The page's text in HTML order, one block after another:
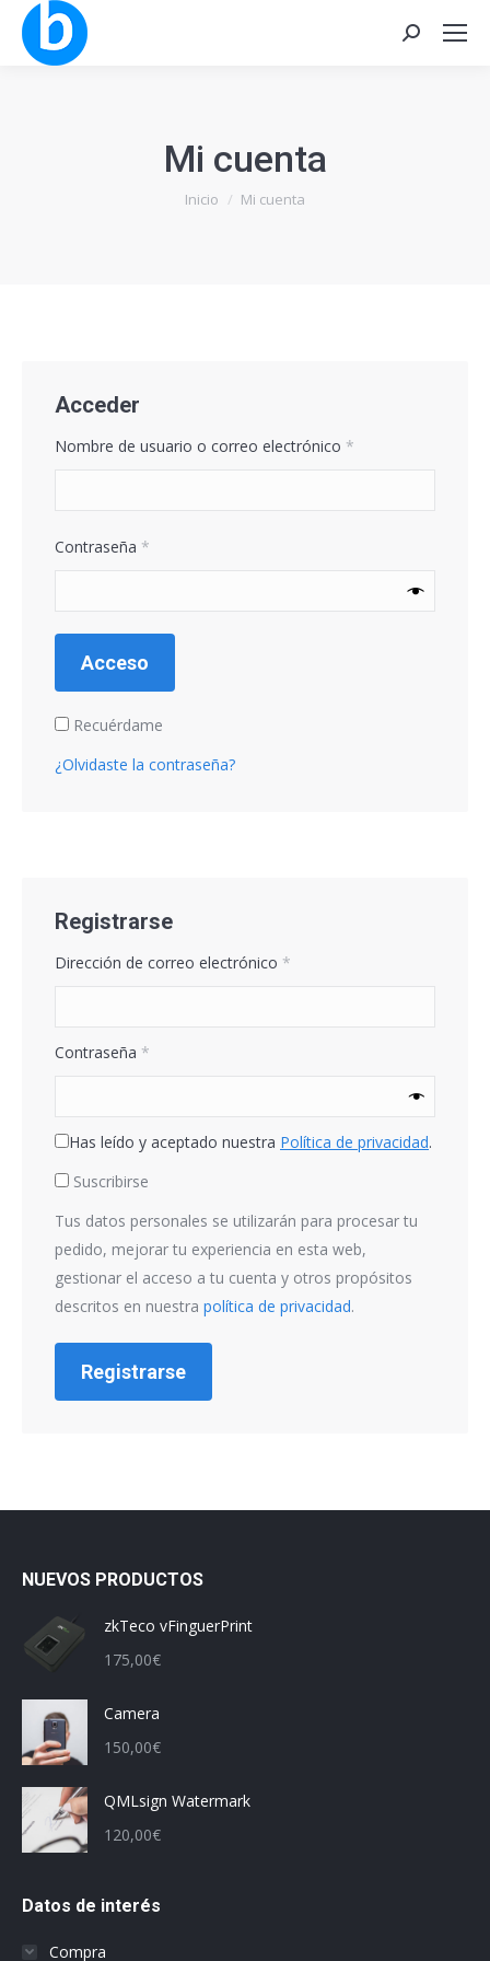
Buscar:
Mi cuenta
Estás aquí:
Inicio Mi cuenta
Acceder
Nombre de usuario o correo electrónico *
Contraseña *
Acceso
Recuérdame
¿Olvidaste la contraseña?
Registrarse
Dirección de correo electrónico *
Contraseña *
Has leído y aceptado nuestra Política de privacidad.
Suscribirse
Tus datos personales se utilizarán para procesar tu
pedido, mejorar tu experiencia en esta web,
gestionar el acceso a tu cuenta y otros propósitos
descritos en nuestra política de privacidad.
Registrarse
NUEVOS PRODUCTOS
zkTeco vFinguerPrint
175,00€
Camera
150,00€
QMLsign Watermark
120,00€
Datos de interés
Compra